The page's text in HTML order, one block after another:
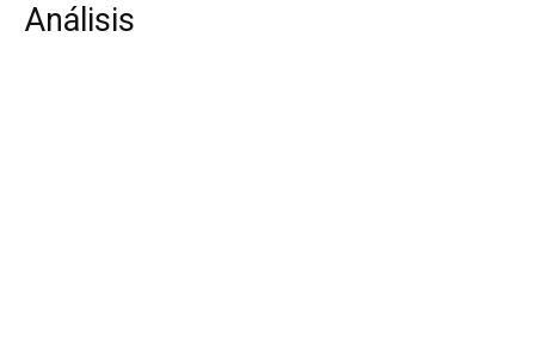
Análisis